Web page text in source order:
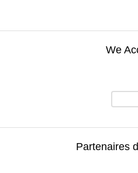
We
Partenaires